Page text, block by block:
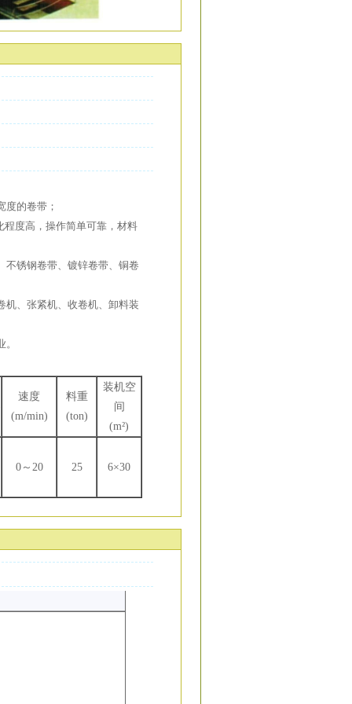
度的卷带；
程度高，操作简单可靠，材料
不锈钢卷带、镀锌卷带、铜卷
机、张紧机、收卷机、卸料装
速度
(m/min)
料重
(ton)
装机空
间
(m²)
0～ 20 25 6×30